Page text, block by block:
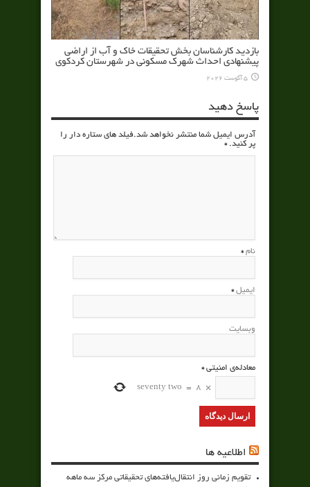
بازدید کارشناسان بخش تحقیقات خاک و آب از اراضی
پیشنهادی احداث شهرک مسکونی در شهرستان کردکوی
5 آگوست 2026
پاسخ دهید
آدرس ایمیل شما منتشر نخواهد شد.فیلد های ستاره دار را
پر کنید.*
نام *
ایمیل *
وبسایت
معادله‌ی امنیتی*
×
8
=
seventy two
اطلاعیه ها
تقویم زمانی روز انتقال‌یافته‌های تحقیقاتی مرکز سه ماهه